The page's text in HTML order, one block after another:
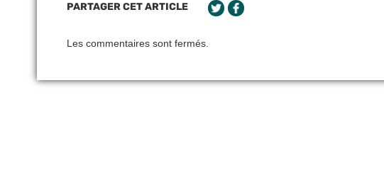
PARTAGER CET ARTICLE
Les commentaires sont fermés.